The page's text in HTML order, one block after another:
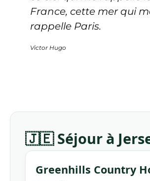
France, cette mer qui
rappelle Paris.
Victor Hugo
🇯🇪 Séjour à
Greenhills Country